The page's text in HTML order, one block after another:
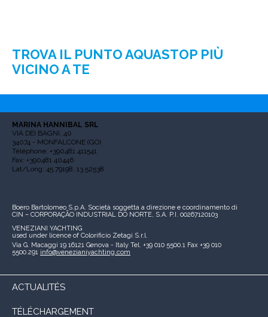
TROVA IL PUNTO AQUASTOP PIÙ
VICINO A TE
MARINA HANNIBAL SRL
VIA DEI BAGNI, 40
34074 - MONFALCONE (GO)
Téléphone: +390481 411541
Fax: +390481 40446
Lat/Long: 45.79198, 13.52538
Boero Bartolomeo S.p.A. Società soggetta a direzione e coordinamento di
CIN – CORPORAÇÃO INDUSTRIAL DO NORTE, S.A. P.I. 00267120103
VENEZIANI YACHTING
used under licence of Colorificio Zetagi S.r.l.
Via G. Macaggi 19 16121 Genova - Italy Tel. +39 010 5500.1 Fax +39 010
5500.291 info@venezianiyachting.com
ACTUALITÉS
TÉLÉCHARGEMENT